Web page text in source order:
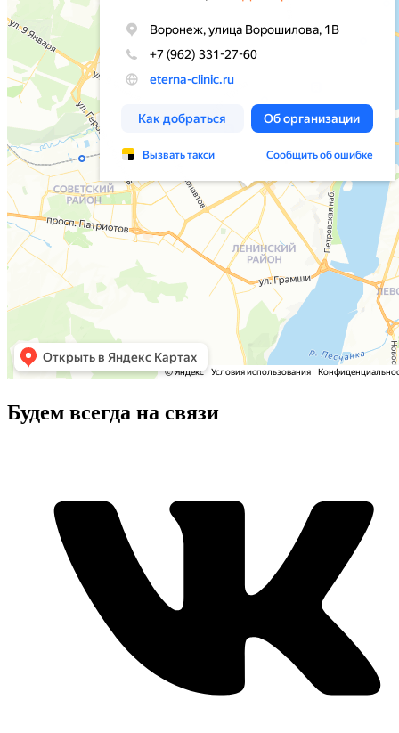
Будем всегда на связи